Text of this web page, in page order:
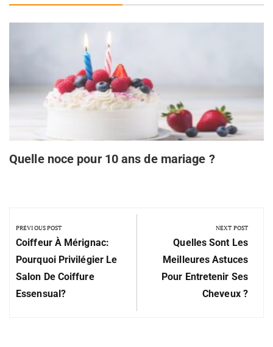
Quelle noce pour 10 ans de mariage ?
PREVIOUS POST
Coiffeur À Mérignac:
Pourquoi Privilégier Le
Salon De Coiffure
Essensual?
NEXT POST
Quelles Sont Les
Meilleures Astuces
Pour Entretenir Ses
Cheveux ?